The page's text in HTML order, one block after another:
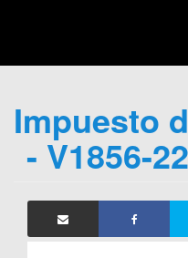
Impuesto
- V1856-